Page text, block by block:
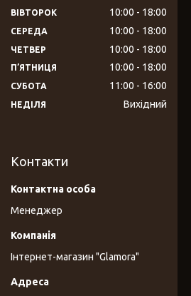
ВІВТОРОК 10:00 18:00
СЕРЕДА 10:00 18:00
ЧЕТВЕР 10:00 18:00
ПʼЯТНИЦЯ 10:00 18:00
СУБОТА 11:00 16:00
НЕДІЛЯ Вихідний
Контакти
Менеджер
Інтернет-магазин "Glamora"